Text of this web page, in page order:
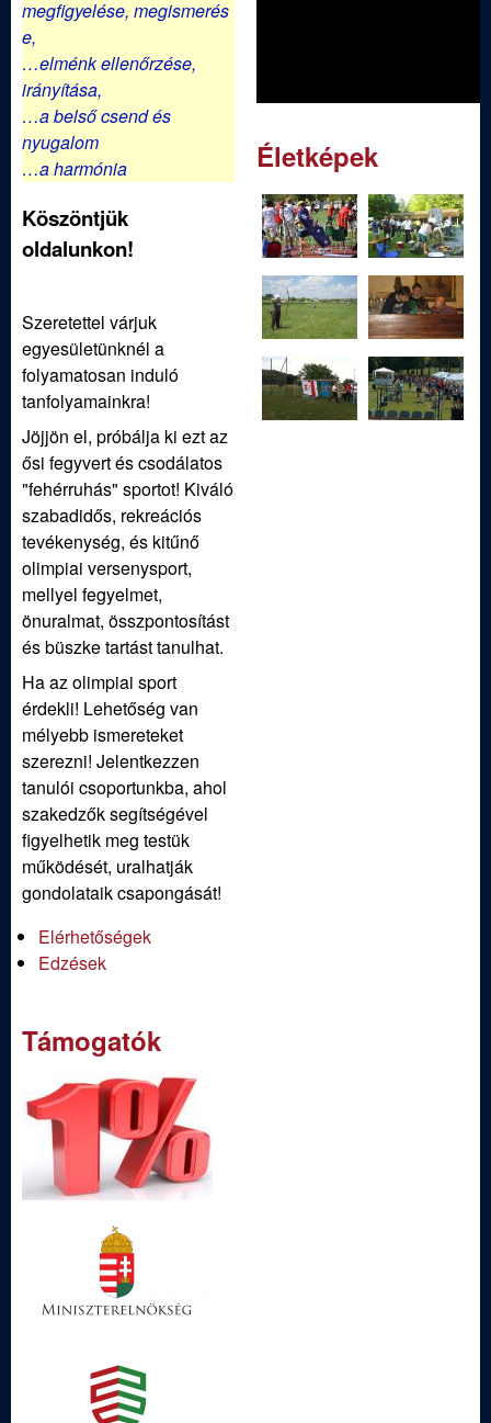
e
t
megfigyelése, megismerés
e,
…elménk ellenőrzése,
irányítása,
…a belső csend és
nyugalom
…a harmónia
Köszöntjük
oldalunkon!
Szeretettel várjuk
egyesületünknél a
folyamatosan induló
tanfolyamainkra!
Jöjjön el, próbálja ki ezt az
ősi fegyvert és csodálatos
"fehérruhás" sportot! Kiváló
szabadidős, rekreációs
tevékenység, és kitűnő
olimpiai versenysport,
mellyel fegyelmet,
önuralmat, összpontosítást
és büszke tartást tanulhat.
Ha az olimpiai sport
érdekli! Lehetőség van
mélyebb ismereteket
szerezni! Jelentkezzen
tanulói csoportunkba, ahol
szakedzők segítségével
figyelhetik meg testük
működését, uralhatják
gondolataik csapongását!
Elérhetőségek
Edzések
Támogatók
Életképek